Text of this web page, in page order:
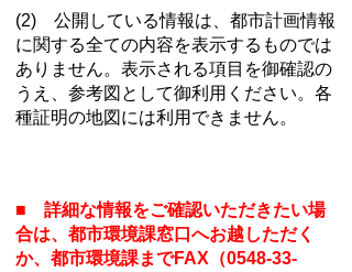
(2) 公開している情報は、都市計画情報
に関する全ての内容を表示するものでは
ありません。表示される項目を御確認の
うえ、参考図として御利用ください。各
種証明の地図には利用できません。
■ 詳細な情報をご確認いただきたい場
合は、都市環境課窓口へお越しただく
か、都市環境課までFAX（0548-33-